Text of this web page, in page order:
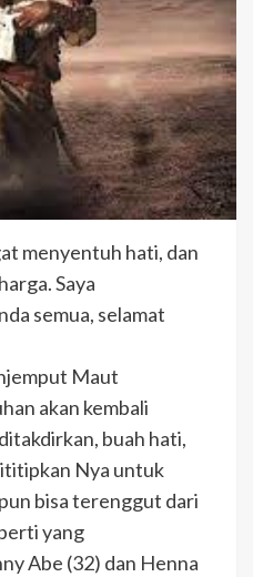
menyentuh hati, dan
Saya
semua, selamat
Maut
akan kembali
buah hati,
Nya untuk
bisa terenggut dari
yang
Abe (32) dan Henna